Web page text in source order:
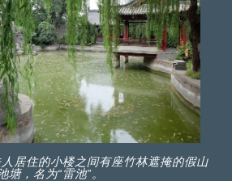
居住的小楼之间有座竹林遮掩的假山
塘，名为“雷池”。